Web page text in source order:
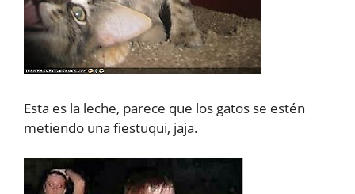
Esta es la leche, parece que los gatos se estén
metiendo una fiestuqui, jaja.